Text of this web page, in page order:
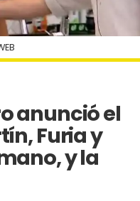
anunció el
Furia y
y la